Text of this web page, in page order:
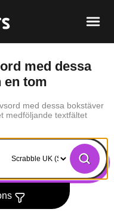
med dessa
en tom
med dessa bokstäver
medföljande textfältet
Search